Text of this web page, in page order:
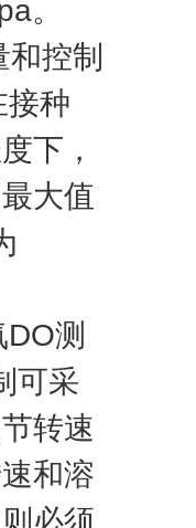
。
控制
接种
下，
大值
测
可采
转速
和溶
必须